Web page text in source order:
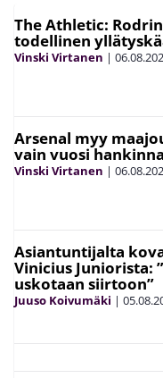
The Athletic:
todellinen
Vinski Virtanen |
Arsenal myy
vain vuosi
Vinski Virtanen |
Asiantuntijalta
Vinicius Juniorista:
uskotaan siirtoon”
Juuso Koivumäki |